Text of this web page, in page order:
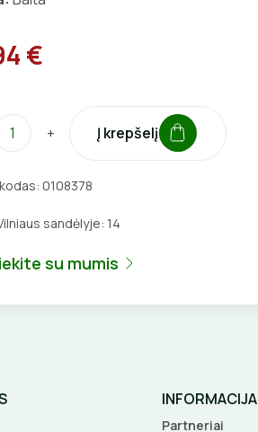
€
+ Į krepšelį
0108378
sandėlyje: 14
su mumis
INFORMACIJA
Partneriai